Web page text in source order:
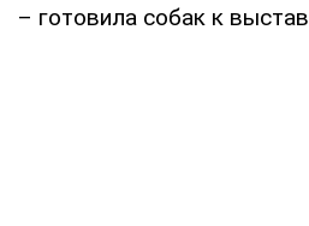
– готовила собак к